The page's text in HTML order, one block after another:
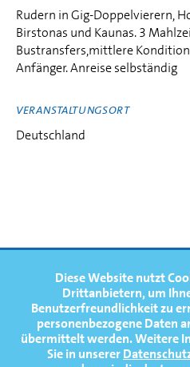
Diese Website nutzt
Drittanbietern, um
Benutzerfreundlichkeit zu
personenbezogene Daten
übermittelt werden. Weitere
Sie in unserer
Rudern in Gig-Doppelvierern,
Birstonas und Kaunas. 3
Bustransfers,mittlere
Anfänger. Anreise selbständig
VERANSTALTUNGSORT
Deutschland
FOOTERNAVIGATION